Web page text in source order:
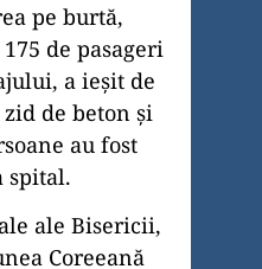
pe burtă,
de pasageri
a ieșit de
de beton și
au fost
spital.
ale Bisericii,
Coreeană